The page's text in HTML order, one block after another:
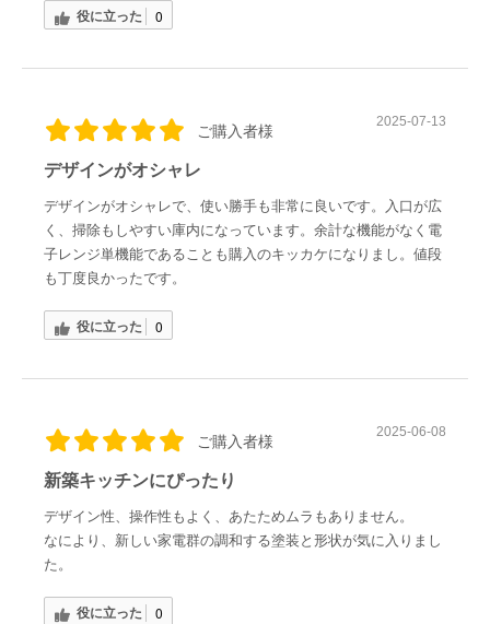
役に立った 0
ご購入者様
2025-07-13
デザインがオシャレ
デザインがオシャレで、使い勝手も非常に良いです。入口が広
く、掃除もしやすい庫内になっています。余計な機能がなく電
子レンジ単機能であることも購入のキッカケになりまし。値段
も丁度良かったです。
役に立った 0
ご購入者様
2025-06-08
新築キッチンにぴったり
デザイン性、操作性もよく、あたためムラもありません。
なにより、新しい家電群の調和する塗装と形状が気に入りまし
た。
役に立った 0